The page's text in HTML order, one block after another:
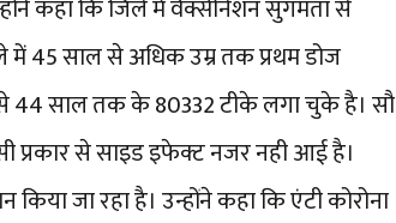
कहा कि जिले में वैक्सीनेशन सुगमता से
में 45 साल से अधिक उम्र तक प्रथम डोज
से 44 साल तक के 80332 टीके लगा चुके है। सौ
प्रकार से साइड इफेक्ट नजर नही आई है।
जा रहा है। उन्होंने कहा कि एंटी कोरोना